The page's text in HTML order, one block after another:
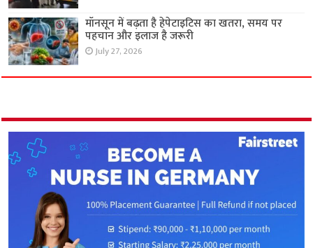
मॉनसून में बढ़ता है हेपेटाइटिस का खतरा, समय पर
पहचान और इलाज है जरूरी
July 27, 2026